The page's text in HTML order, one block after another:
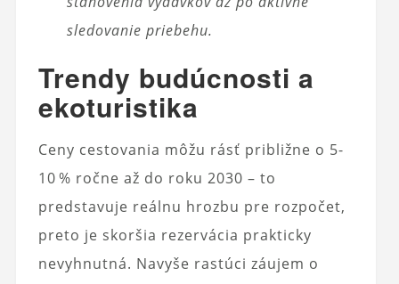
sledovanie priebehu.
Trendy budúcnosti a
ekoturistika
Ceny cestovania môžu rásť približne o 5-
10 % ročne až do roku 2030 – to
predstavuje reálnu hrozbu pre rozpočet,
preto je skoršia rezervácia prakticky
nevyhnutná. Navyše rastúci záujem o